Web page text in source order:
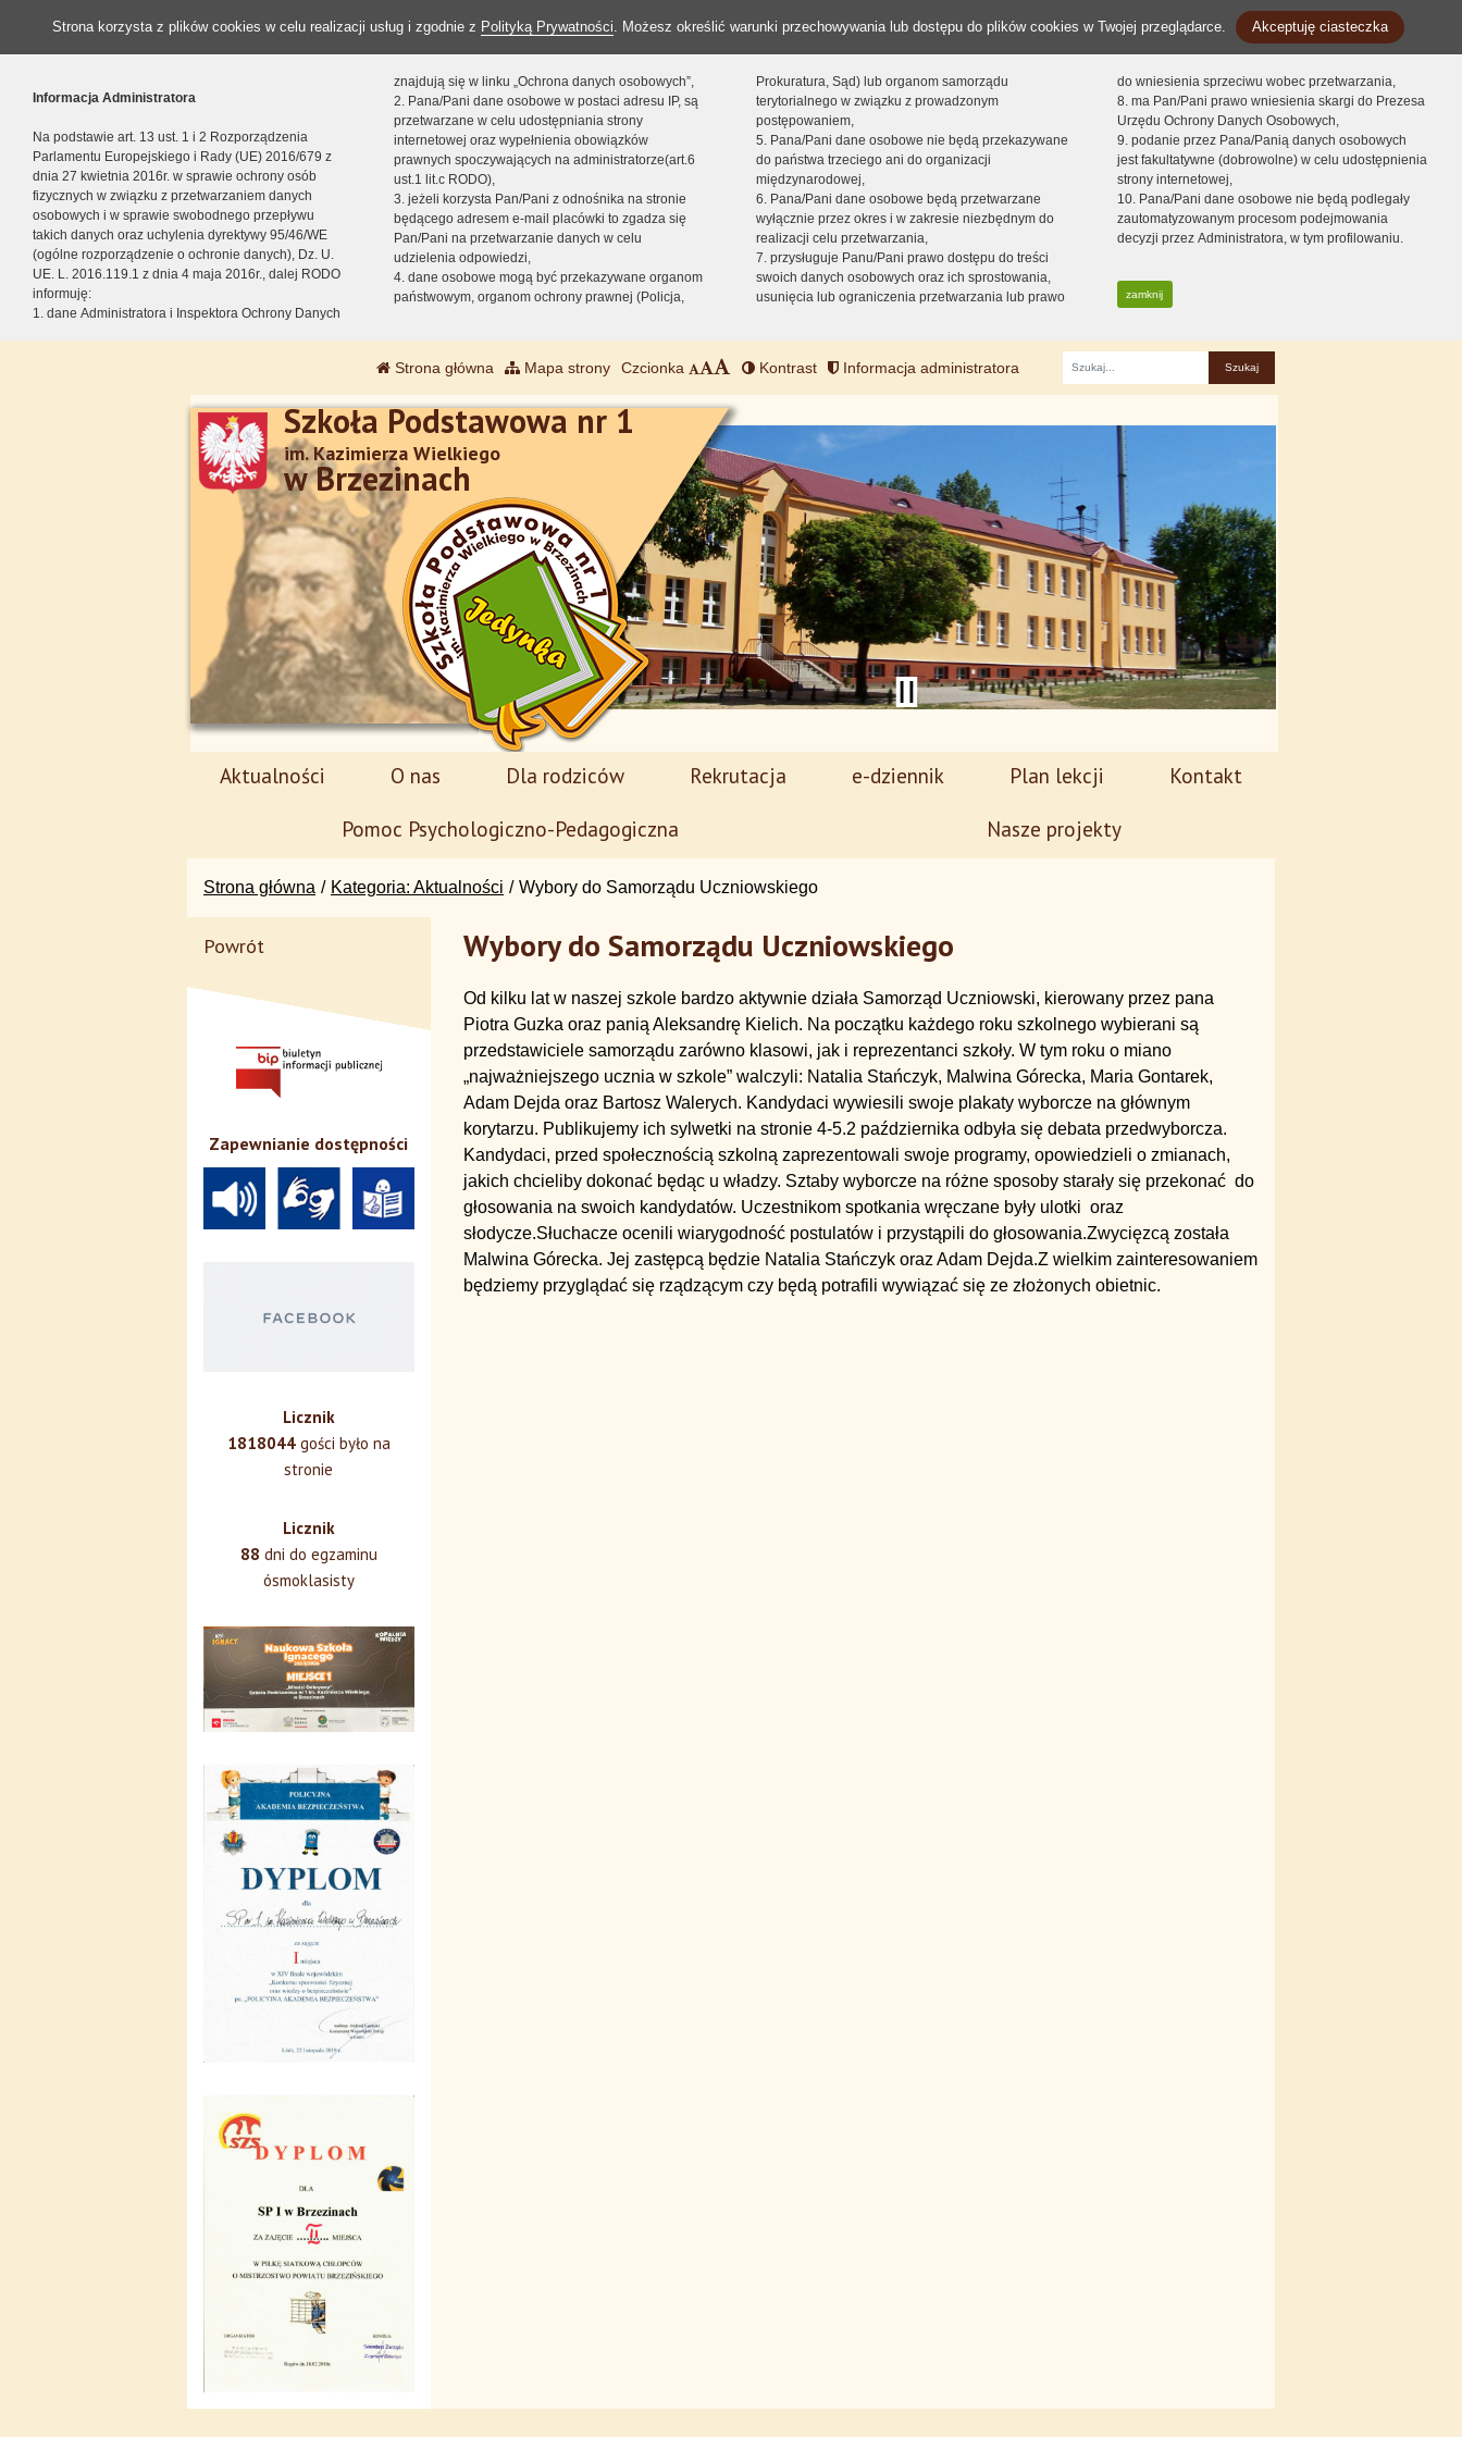
Strona korzysta z plików cookies w celu realizacji usług i zgodnie z Polityką Prywatności. Możesz określić warunki przechowywania lub dostępu do plików cookies w Twojej przeglądarce. Akceptuję ciasteczka
Informacja Administratora
Na podstawie art. 13 ust. 1 i 2 Rozporządzenia
Parlamentu Europejskiego i Rady (UE) 2016/679 z
dnia 27 kwietnia 2016r. w sprawie ochrony osób
fizycznych w związku z przetwarzaniem danych
osobowych i w sprawie swobodnego przepływu
takich danych oraz uchylenia dyrektywy 95/46/WE
(ogólne rozporządzenie o ochronie danych), Dz. U.
UE. L. 2016.119.1 z dnia 4 maja 2016r., dalej RODO
informuję:
1. dane Administratora i Inspektora Ochrony Danych
znajdują się w linku „Ochrona danych osobowych”,
2. Pana/Pani dane osobowe w postaci adresu IP, są
przetwarzane w celu udostępniania strony
internetowej oraz wypełnienia obowiązków
prawnych spoczywających na administratorze(art.6
ust.1 lit.c RODO),
3. jeżeli korzysta Pan/Pani z odnośnika na stronie
będącego adresem e-mail placówki to zgadza się
Pan/Pani na przetwarzanie danych w celu
udzielenia odpowiedzi,
4. dane osobowe mogą być przekazywane organom
państwowym, organom ochrony prawnej (Policja,
Prokuratura, Sąd) lub organom samorządu
terytorialnego w związku z prowadzonym
postępowaniem,
5. Pana/Pani dane osobowe nie będą przekazywane
do państwa trzeciego ani do organizacji
międzynarodowej,
6. Pana/Pani dane osobowe będą przetwarzane
wyłącznie przez okres i w zakresie niezbędnym do
realizacji celu przetwarzania,
7. przysługuje Panu/Pani prawo dostępu do treści
swoich danych osobowych oraz ich sprostowania,
usunięcia lub ograniczenia przetwarzania lub prawo
do wniesienia sprzeciwu wobec przetwarzania,
8. ma Pan/Pani prawo wniesienia skargi do Prezesa
Urzędu Ochrony Danych Osobowych,
9. podanie przez Pana/Panią danych osobowych
jest fakultatywne (dobrowolne) w celu udostępnienia
strony internetowej,
10. Pana/Pani dane osobowe nie będą podlegały
zautomatyzowanym procesom podejmowania
decyzji przez Administratora, w tym profilowaniu.
zamknij
Strona główna Mapa strony Czcionka Kontrast Informacja administratora
Fraza
Szkoła Podstawowa nr 1
im. Kazimierza Wielkiego
w Brzezinach
Aktualności O nas Dla rodziców Rekrutacja e-dziennik Plan lekcji
Kontakt
Pomoc Psychologiczno-Pedagogiczna
Nasze projekty
Strona główna Kategoria: Aktualności Wybory do Samorządu Uczniowskiego
Wybory do Samorządu Uczniowskiego
Od kilku lat w naszej szkole bardzo aktywnie działa Samorząd Uczniowski, kierowany przez pana
Piotra Guzka oraz panią Aleksandrę Kielich. Na początku każdego roku szkolnego wybierani są
przedstawiciele samorządu zarówno klasowi, jak i reprezentanci szkoły. W tym roku o miano
„najważniejszego ucznia w szkole” walczyli: Natalia Stańczyk, Malwina Górecka, Maria Gontarek,
Adam Dejda oraz Bartosz Walerych. Kandydaci wywiesili swoje plakaty wyborcze na głównym
korytarzu. Publikujemy ich sylwetki na stronie 4-5.2 października odbyła się debata przedwyborcza.
Kandydaci, przed społecznością szkolną zaprezentowali swoje programy, opowiedzieli o zmianach,
jakich chcieliby dokonać będąc u władzy. Sztaby wyborcze na różne sposoby starały się przekonać do
głosowania na swoich kandydatów. Uczestnikom spotkania wręczane były ulotki oraz
słodycze.Słuchacze ocenili wiarygodność postulatów i przystąpili do głosowania.Zwycięzcą została
Malwina Górecka. Jej zastępcą będzie Natalia Stańczyk oraz Adam Dejda.Z wielkim zainteresowaniem
będziemy przyglądać się rządzącym czy będą potrafili wywiązać się ze złożonych obietnic.
Powrót
Zapewnianie dostępności
Licznik
1818044gości było na
stronie
Licznik
88 dni do egzaminu
ósmoklasisty